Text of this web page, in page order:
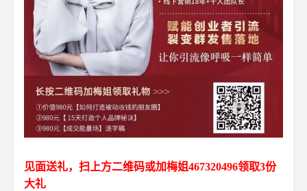
见面送礼，扫上方二维码或加梅姐467320496领取3份
大礼